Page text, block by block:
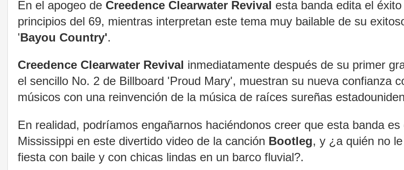
En el apogeo de Creedence Clearwater Revival esta banda edita el éxito
principios del 69, mientras interpretan este tema muy bailable de su
'Bayou Country'.
Creedence Clearwater Revival inmediatamente después de su primer
el sencillo No. 2 de Billboard 'Proud Mary', muestran su nueva confianza
músicos con una reinvención de la música de raíces sureñas
En realidad, podríamos engañarnos haciéndonos creer que esta banda es
Mississippi en este divertido video de la canción Bootleg, y ¿a quién no
fiesta con baile y con chicas lindas en un barco fluvial?.